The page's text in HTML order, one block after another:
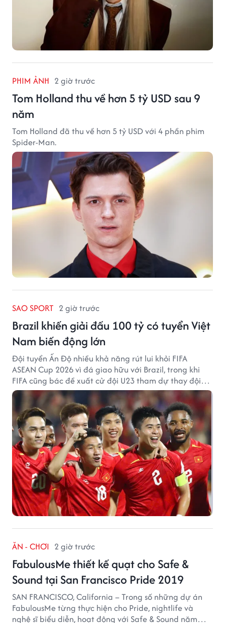
PHIM ẢNH 2 giờ trước
Tom Holland thu về hơn 5 tỷ USD sau 9
năm
Tom Holland đã thu về hơn 5 tỷ USD với 4 phần phim
Spider-Man.
SAO SPORT 2 giờ trước
Brazil khiến giải đấu 100 tỷ có tuyển Việt
Nam biến động lớn
Đội tuyển Ấn Độ nhiều khả năng rút lui khỏi FIFA
ASEAN Cup 2026 vì đá giao hữu với Brazil, trong khi
FIFA cũng bác đề xuất cử đội U23 tham dự thay đội
tuyển quốc gia.
ĂN - CHƠI 2 giờ trước
FabulousMe thiết kế quạt cho Safe &
Sound tại San Francisco Pride 2019
SAN FRANCISCO, California – Trong số những dự án
FabulousMe từng thực hiện cho Pride, nightlife và
nghệ sĩ biểu diễn, hoạt động với Safe & Sound năm